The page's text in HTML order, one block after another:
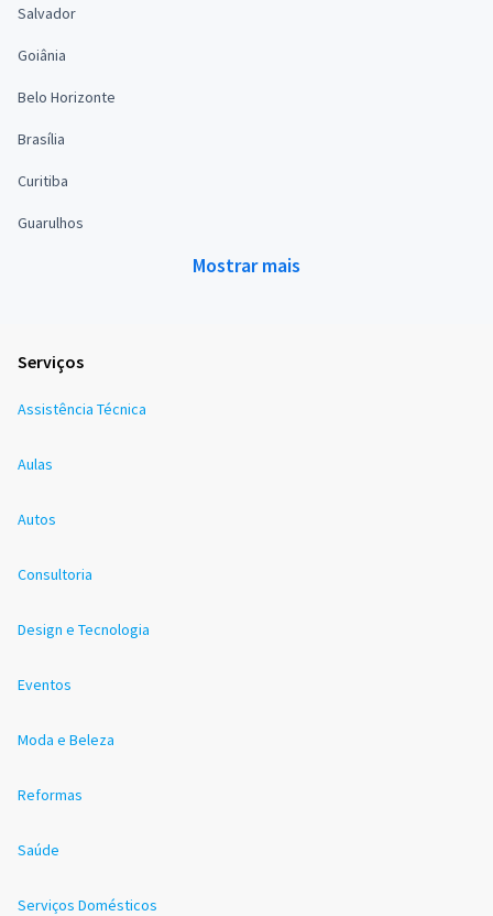
Salvador
Goiânia
Belo Horizonte
Brasília
Curitiba
Guarulhos
Mostrar mais
Serviços
Assistência Técnica
Aulas
Autos
Consultoria
Design e Tecnologia
Eventos
Moda e Beleza
Reformas
Saúde
Serviços Domésticos